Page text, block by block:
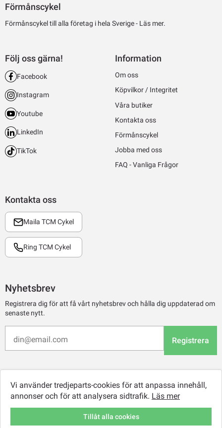
Förmånscykel
Förmånscykel till alla företag i hela Sverige - Läs mer.
Kontakta oss
Maila TCM Cykel
Ring TCM Cykel
Följ oss gärna!
Facebook
Instagram
Youtube
LinkedIn
TikTok
Information
Om oss
Köpvilkor / Integritet
Våra butiker
Kontakta oss
Förmånscykel
Jobba med oss
FAQ - Vanliga Frågor
Nyhetsbrev
Registrera dig för att få vårt nyhetsbrev och hålla dig uppdaterad om
senaste nytt.
Registrera
Vi använder tredjeparts-cookies för att anpassa innehåll,
annonser och för att analysera sidtrafik. Läs mer
Tillåt alla cookies